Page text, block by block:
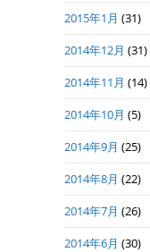
2015年1月 (31)
2014年12月 (31)
2014年11月 (14)
2014年10月 (5)
2014年9月 (25)
2014年8月 (22)
2014年7月 (26)
2014年6月 (30)